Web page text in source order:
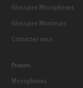
Glossaire Microphones
Glossaire Moniteurs
Contactez nous
Produits
Microphones